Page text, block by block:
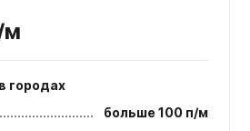
м
городах
больше 100 п/м